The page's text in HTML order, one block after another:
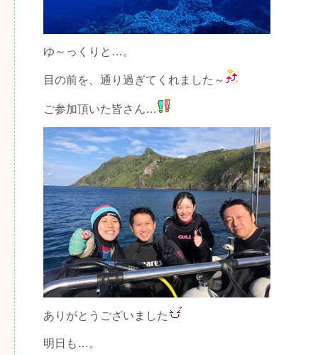
ゆ～っくりと…。
目の前を、通り過ぎてくれました～
ご参加頂いた皆さん…
ありがとうございました
明日も…。